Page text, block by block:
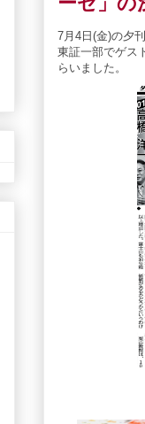
7月4日(金)の夕
東証一部でゲス
らいました。